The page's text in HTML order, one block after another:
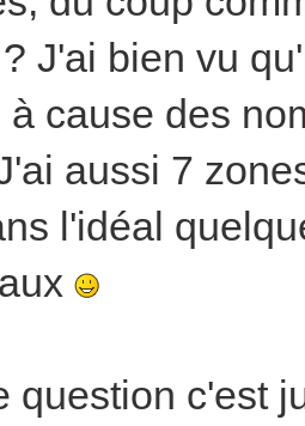
J'ai bien vu
cause des
aussi 7
l'idéal
question c'est